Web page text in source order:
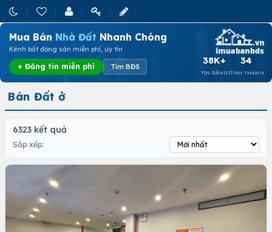
Mua Bán Nhà Đất Nhanh Chóng
Kênh bất động sản miễn phí, uy tín
+ Đăng tin miễn phí Tìm BĐS
38K+
TIN ĐĂNG
34
TỈNH THÀNH
Bán Đất ở
6323 kết quả
Sắp xếp: